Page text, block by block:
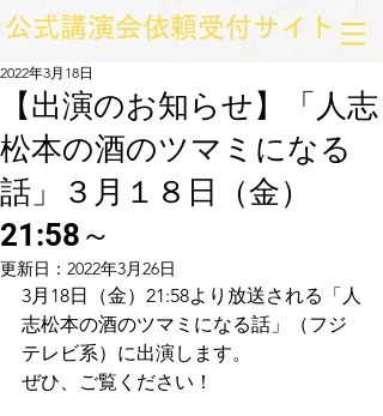
​公式講演会依頼受付サイト
【出演のお知らせ】「人志
松本の酒のツマミになる
話」３月１８日（金）
21:58～
2022年3月18日
更新日： 2022年3月26日
3月18日（金）21:58より放送される「人
志松本の酒のツマミになる話」（フジ
テレビ系）に出演します。
ぜひ、ご覧ください！